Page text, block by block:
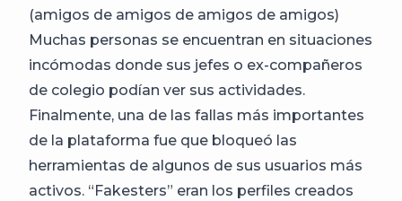
(amigos de amigos de amigos de amigos)
Muchas personas se encuentran en situaciones
incómodas donde sus jefes o ex-compañeros
de colegio podían ver sus actividades.
Finalmente, una de las fallas más importantes
de la plataforma fue que bloqueó las
herramientas de algunos de sus usuarios más
activos. “Fakesters” eran los perfiles creados